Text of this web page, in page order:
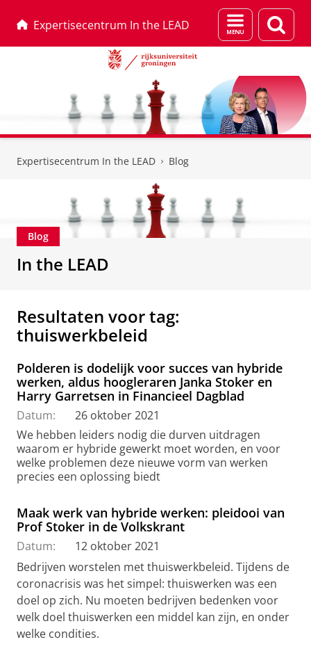
Expertisecentrum In the LEAD
Menu
en
Expertisecentrum In the LEAD Blog
Blog
In the LEAD
Resultaten voor tag:
thuiswerkbeleid
Polderen is dodelijk voor succes van hybride
werken, aldus hoogleraren Janka Stoker en
Harry Garretsen in Financieel Dagblad
Datum:
26 oktober 2021
We hebben leiders nodig die durven uitdragen
waarom er hybride gewerkt moet worden, en voor
welke problemen deze nieuwe vorm van werken
precies een oplossing biedt
Maak werk van hybride werken: pleidooi van
Prof Stoker in de Volkskrant
Datum:
12 oktober 2021
Bedrijven worstelen met thuiswerkbeleid. Tijdens de
coronacrisis was het simpel: thuiswerken was een
doel op zich. Nu moeten bedrijven bedenken voor
welk doel thuiswerken een middel kan zijn, en onder
welke condities.